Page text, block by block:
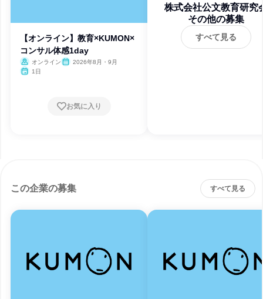
【オンライン】教育×KUMON×
コンサル体感1day
オンライン
2026年8月・9月
1日
お気に入り
株式会社公文教育研究
その他の募集
すべて見る
この企業の募集 すべて見る